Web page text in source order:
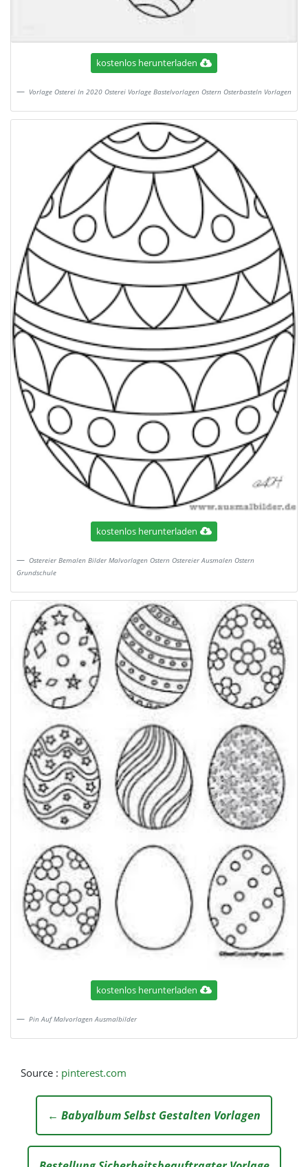
kostenlos herunterladen
Vorlage Osterei In 2020 Osterei Vorlage Bastelvorlagen Ostern Osterbasteln Vorlagen
kostenlos herunterladen
Ostereier Bemalen Bilder Malvorlagen Ostern Ostereier Ausmalen Ostern
Grundschule
kostenlos herunterladen
Pin Auf Malvorlagen Ausmalbilder
Source : pinterest.com
← Babyalbum Selbst Gestalten Vorlagen